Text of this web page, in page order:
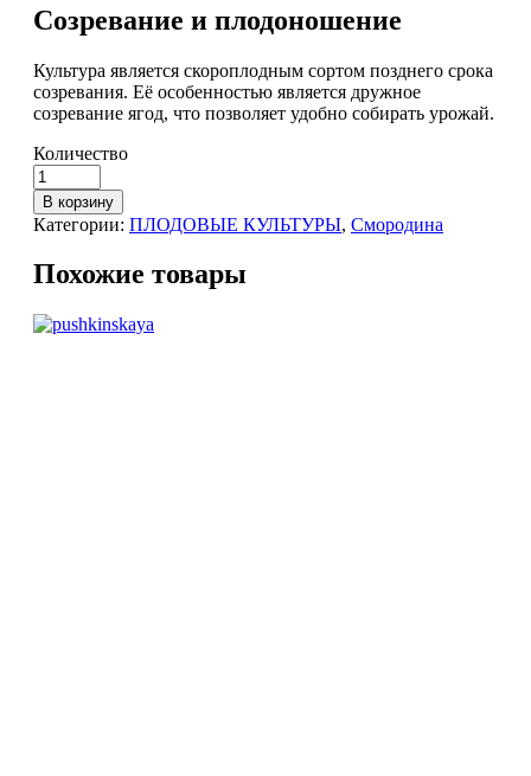
Созревание и плодоношение
Культура является скороплодным сортом позднего срока
созревания. Её особенностью является дружное
созревание ягод, что позволяет удобно собирать урожай.
Количество
В корзину
Категории: ПЛОДОВЫЕ КУЛЬТУРЫ, Смородина
Похожие товары